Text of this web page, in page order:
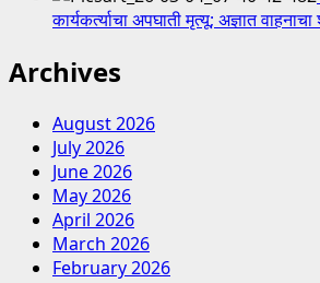
फाउंडेशनतर्फे
मिठाई
कार्यकर्त्याचा अपघाती मृत्यू; अज्ञात
Archives
August 2026
July 2026
June 2026
May 2026
April 2026
March 2026
February 2026